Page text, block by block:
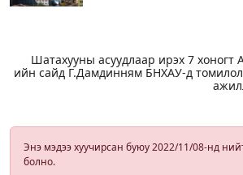
Шатахууны асуудлаар ирэх 7 хоногт
ийн сайд Г.Дамдинням БНХАУ-д
Энэ мэдээ хуучирсан буюу 2022/11/08-нд
болно.